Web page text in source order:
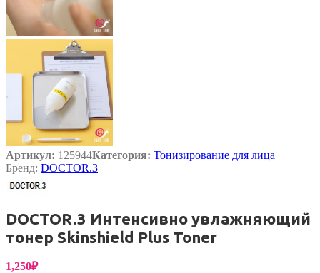
Артикул: 125944Категория: Тонизирование для лица
Бренд: DOCTOR.3
DOCTOR.3 Интенсивно увлажняющий
тонер Skinshield Plus Toner
1,250₽